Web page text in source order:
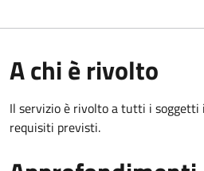
A chi è rivolto
Il servizio è rivolto a tutti i soggetti
requisiti previsti.